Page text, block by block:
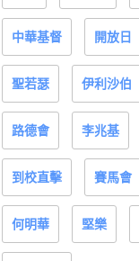
中華基督 開放日
聖若瑟 伊利沙伯
路德會 李兆基
到校直擊 賽馬會
何明華 堅樂